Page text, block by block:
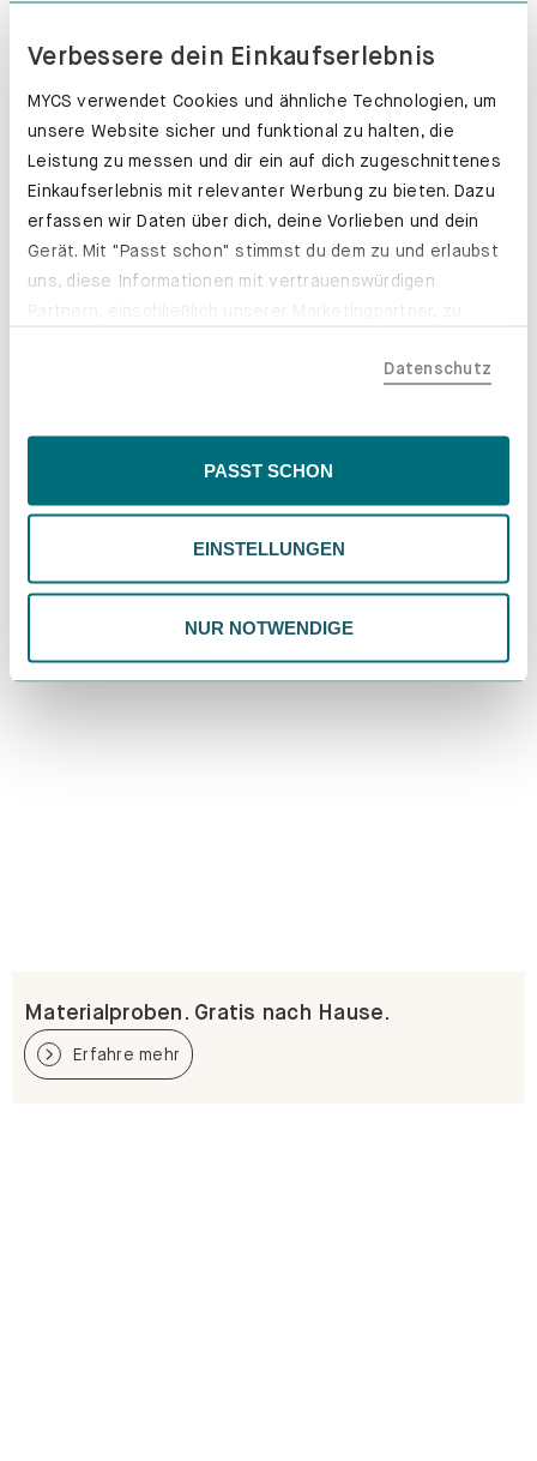
Verbessere dein Einkaufserlebnis
MYCS verwendet Cookies und ähnliche Technologien, um
unsere Website sicher und funktional zu halten, die
Leistung zu messen und dir ein auf dich zugeschnittenes
Einkaufserlebnis mit relevanter Werbung zu bieten. Dazu
erfassen wir Daten über dich, deine Vorlieben und dein
Gerät. Mit "Passt schon" stimmst du dem zu und erlaubst
uns, diese Informationen mit vertrauenswürdigen
der EU, beispielsweise in den USA, verarbeitet werden
Inhalte eingeschränkt sein könnten. Wähle
deiner Präferenzen. Du kannst deine Wahl jederzeit
ändern. Weitere Informationen findest du in unserer
Datenschutzrichtlinie.
Datenschutz
PASST SCHON
EINSTELLUNGEN
NUR NOTWENDIGE
Schubladenkästen. Stabil mit Stil.
Erfahre mehr
Materialproben. Gratis nach Hause.
Erfahre mehr